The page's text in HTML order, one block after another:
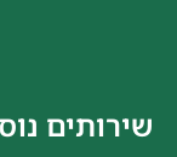
שירותים